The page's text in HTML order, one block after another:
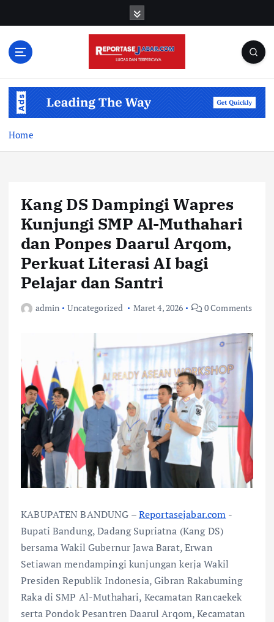
Home
Kang DS Dampingi Wapres
Kunjungi SMP Al-Muthahari
dan Ponpes Daarul Arqom,
Perkuat Literasi AI bagi
Pelajar dan Santri
admin Uncategorized Maret 4, 2026 0 Comments
KABUPATEN BANDUNG –Reportasejabar.com -
Bupati Bandung, Dadang Supriatna (Kang DS)
bersama Wakil Gubernur Jawa Barat, Erwan
Setiawan mendampingi kunjungan kerja Wakil
Presiden Republik Indonesia, Gibran Rakabuming
Raka di SMP Al-Muthahari, Kecamatan Rancaekek
serta Pondok Pesantren Daarul Arqom, Kecamatan